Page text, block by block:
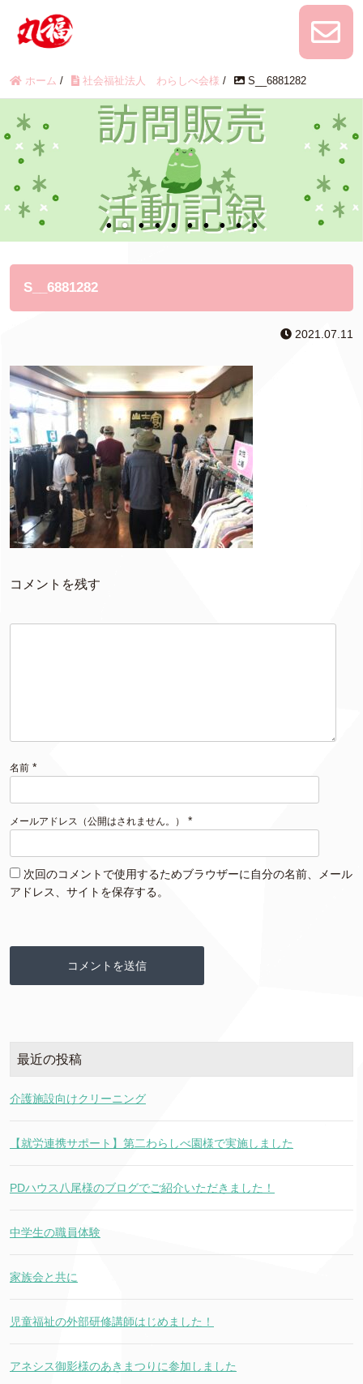
ホーム / 社会福祉法人 わらしべ会様 / S__6881282
S__6881282
2021.07.11
コメントを残す
名前 *
メールアドレス（公開はされません。） *
次回のコメントで使用するためブラウザーに自分の名前、メール
アドレス、サイトを保存する。
最近の投稿
介護施設向けクリーニング
【就労連携サポート】第二わらしべ園様で実施しました
PDハウス八尾様のブログでご紹介いただきました！
中学生の職員体験
家族会と共に
児童福祉の外部研修講師はじめました！
アネシス御影様のあきまつりに参加しました